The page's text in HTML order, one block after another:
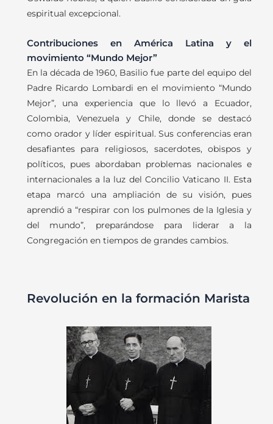
espiritual excepcional.
Contribuciones en América Latina y el
movimiento “Mundo Mejor”
En la década de 1960, Basilio fue parte del equipo del
Padre Ricardo Lombardi en el movimiento “Mundo
Mejor”, una experiencia que lo llevó a Ecuador,
Colombia, Venezuela y Chile, donde se destacó
como orador y líder espiritual. Sus conferencias eran
desafiantes para religiosos, sacerdotes, obispos y
políticos, pues abordaban problemas nacionales e
internacionales a la luz del Concilio Vaticano II. Esta
etapa marcó una ampliación de su visión, pues
aprendió a “respirar con los pulmones de la Iglesia y
del mundo”, preparándose para liderar a la
Congregación en tiempos de grandes cambios.
Revolución en la formación Marista